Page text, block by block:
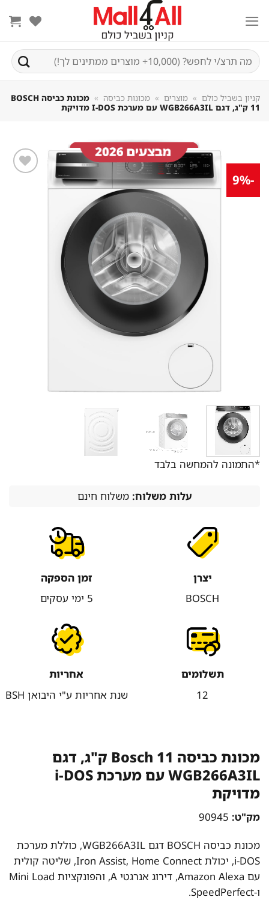
חיפוש
עבור:
קניון בשביל כולם מוצרים מכונות כביסה
מכונת כביסה BOSCH
11 ק"ג, דגם WGB266A3IL עם מערכת I-DOS מדויקת
*התמונה להמחשה בלבד
עלות משלוח:משלוח חינם
יצרן
BOSCH
זמן הספקה
5 ימי עסקים
תשלומים
12
אחריות
שנת אחריות ע"י היבואן BSH
מכונת כביסה Bosch 11 ק"ג, דגם
WGB266A3IL עם מערכת i-DOS
מדויקת
מק"ט:90945
מכונת כביסה BOSCH דגם WGB266A3IL, כוללת מערכת
i-DOS, יכולת Iron Assist, Home Connect, שליטה קולית
עם Amazon Alexa, דירוג אנרגטי A, והפונקציות Mini Load
ו-SpeedPerfect.